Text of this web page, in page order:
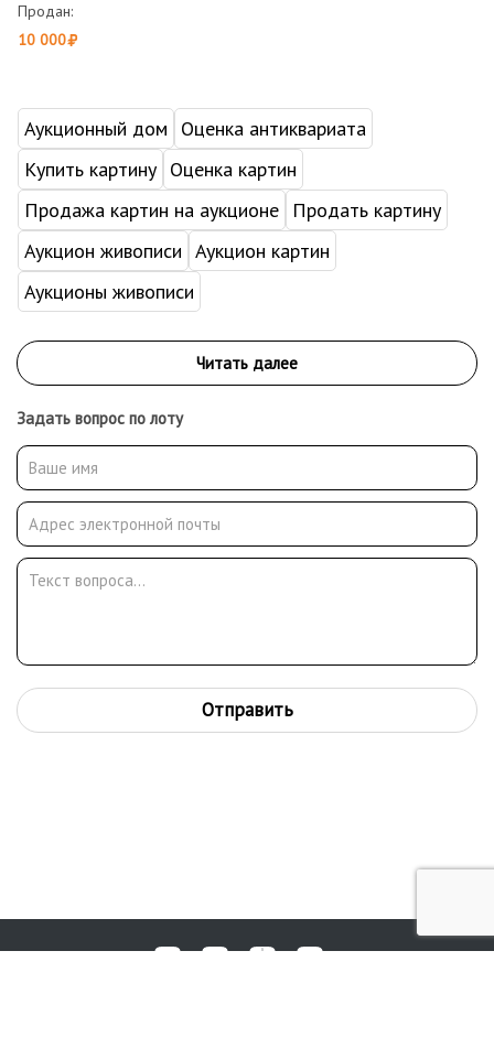
Продан:
10 000
Аукционный дом
Оценка антиквариата
Купить картину Оценка картин
Продажа картин на аукционе
Продать картину
Аукцион живописи Аукцион картин
Аукционы живописи
Задать вопрос по лоту
Отправить